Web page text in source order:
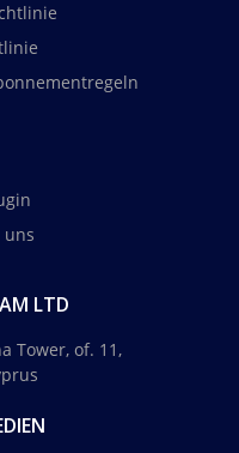
uns
LTD
Tower, of. 11,